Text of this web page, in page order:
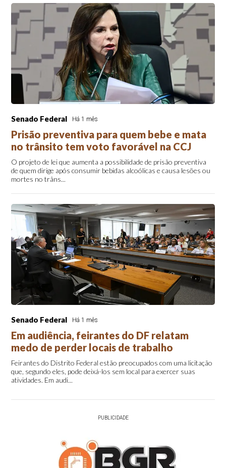
Senado Federal Há 1 mês
Prisão preventiva para quem bebe e mata
no trânsito tem voto favorável na CCJ
O projeto de lei que aumenta a possibilidade de prisão preventiva
de quem dirige após consumir bebidas alcoólicas e causa lesões ou
mortes no trâns...
Senado Federal Há 1 mês
Em audiência, feirantes do DF relatam
medo de perder locais de trabalho
Feirantes do Distrito Federal estão preocupados com uma licitação
que, segundo eles, pode deixá-los sem local para exercer suas
atividades. Em audi...
PUBLICIDADE